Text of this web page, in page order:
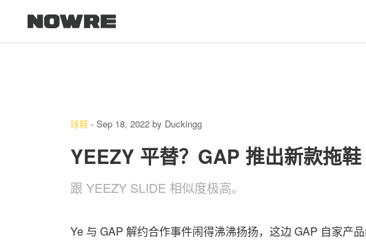
球鞋 - Sep 18, 2022 by Duckingg
YEEZY 平替？GAP 推出新款拖鞋
跟 YEEZY SLIDE 相似度极高。
Ye 与 GAP 解约合作事件闹得沸沸扬扬，这边 GAP 自家产